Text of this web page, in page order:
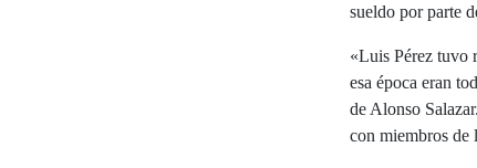
sueldo por parte
«Luis Pérez tuvo
esa época eran
de Alonso
con miembros de